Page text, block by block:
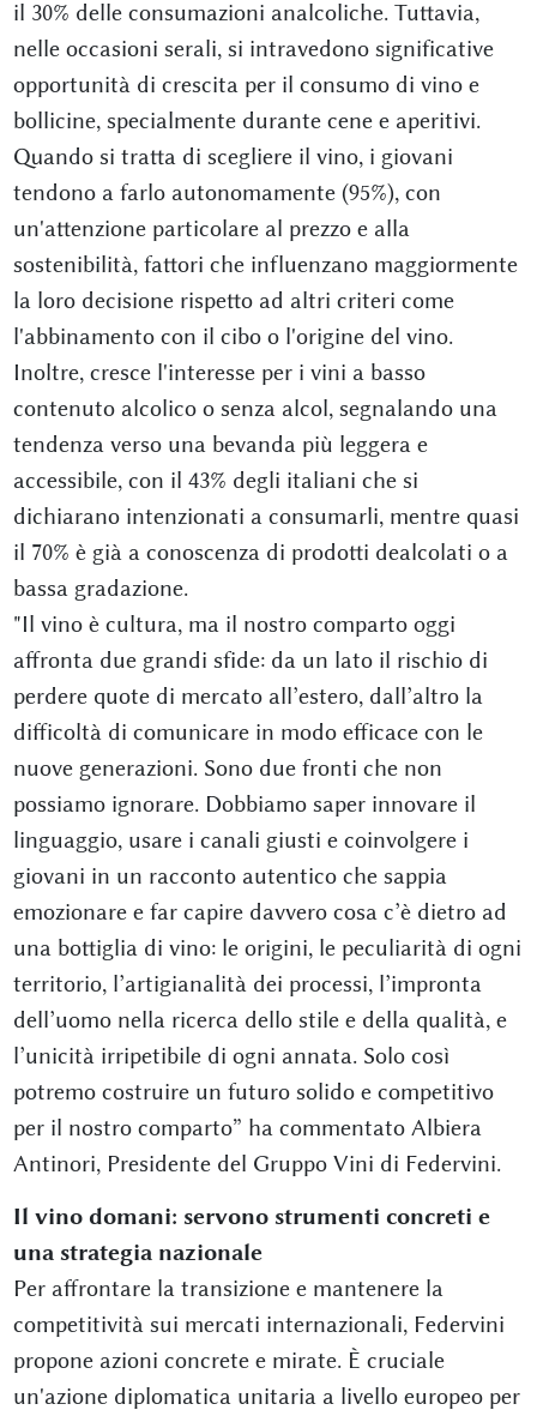
il 30% delle consumazioni analcoliche. Tuttavia,
nelle occasioni serali, si intravedono significative
opportunità di crescita per il consumo di vino e
bollicine, specialmente durante cene e aperitivi.
Quando si tratta di scegliere il vino, i giovani
tendono a farlo autonomamente (95%), con
un'attenzione particolare al prezzo e alla
sostenibilità, fattori che influenzano maggiormente
la loro decisione rispetto ad altri criteri come
l'abbinamento con il cibo o l'origine del vino.
Inoltre, cresce l'interesse per i vini a basso
contenuto alcolico o senza alcol, segnalando una
tendenza verso una bevanda più leggera e
accessibile, con il 43% degli italiani che si
dichiarano intenzionati a consumarli, mentre quasi
il 70% è già a conoscenza di prodotti dealcolati o a
bassa gradazione.
"Il vino è cultura, ma il nostro comparto oggi
affronta due grandi sfide: da un lato il rischio di
perdere quote di mercato all’estero, dall’altro la
difficoltà di comunicare in modo efficace con le
nuove generazioni. Sono due fronti che non
possiamo ignorare. Dobbiamo saper innovare il
linguaggio, usare i canali giusti e coinvolgere i
giovani in un racconto autentico che sappia
emozionare e far capire davvero cosa c’è dietro ad
una bottiglia di vino: le origini, le peculiarità di ogni
territorio, l’artigianalità dei processi, l’impronta
dell’uomo nella ricerca dello stile e della qualità, e
l’unicità irripetibile di ogni annata. Solo così
potremo costruire un futuro solido e competitivo
per il nostro comparto” ha commentato Albiera
Antinori, Presidente del Gruppo Vini di Federvini.
Il vino domani: servono strumenti concreti e
una strategia nazionale
Per affrontare la transizione e mantenere la
competitività sui mercati internazionali, Federvini
propone azioni concrete e mirate. È cruciale
un'azione diplomatica unitaria a livello europeo per